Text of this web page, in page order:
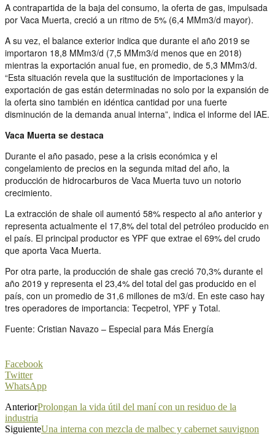
A contrapartida de la baja del consumo, la oferta de gas, impulsada
por Vaca Muerta, creció a un ritmo de 5% (6,4 MMm3/d mayor).
A su vez, el balance exterior indica que durante el año 2019 se
importaron 18,8 MMm3/d (7,5 MMm3/d menos que en 2018)
mientras la exportación anual fue, en promedio, de 5,3 MMm3/d.
“Esta situación revela que la sustitución de importaciones y la
exportación de gas están determinadas no solo por la expansión de
la oferta sino también en idéntica cantidad por una fuerte
disminución de la demanda anual interna”, indica el informe del IAE.
Vaca Muerta se destaca
Durante el año pasado, pese a la crisis económica y el
congelamiento de precios en la segunda mitad del año, la
producción de hidrocarburos de Vaca Muerta tuvo un notorio
crecimiento.
La extracción de shale oil aumentó 58% respecto al año anterior y
representa actualmente el 17,8% del total del petróleo producido en
el país. El principal productor es YPF que extrae el 69% del crudo
que aporta Vaca Muerta.
Por otra parte, la producción de shale gas creció 70,3% durante el
año 2019 y representa el 23,4% del total del gas producido en el
país, con un promedio de 31,6 millones de m3/d. En este caso hay
tres operadores de importancia: Tecpetrol, YPF y Total.
Fuente: Cristian Navazo – Especial para Más Energía
Facebook
Twitter
WhatsApp
AnteriorProlongan la vida útil del maní con un residuo de la
industria
SiguienteUna interna con mezcla de malbec y cabernet sauvignon